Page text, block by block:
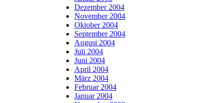
Dezember 2004
November 2004
Oktober 2004
September 2004
August 2004
Juli 2004
Juni 2004
April 2004
März 2004
Februar 2004
Januar 2004